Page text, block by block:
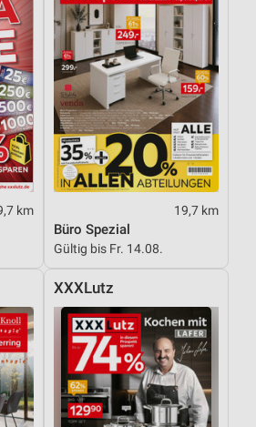
km 19,7 km
Büro Spezial
Gültig bis Fr. 14.08.
XXXLutz